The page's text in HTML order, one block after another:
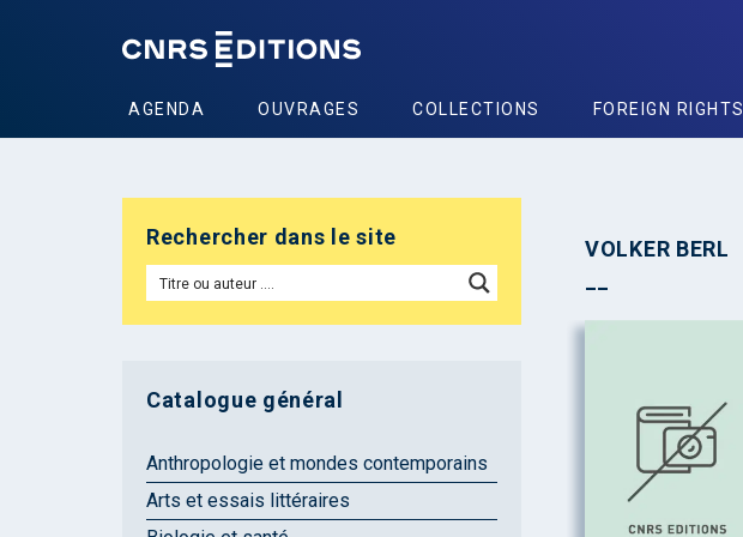
AGENDA OUVRAGES COLLECTIONS FOREIGN RIGHTS
VOLKER BERL
Rechercher dans le site
Catalogue général
Anthropologie et mondes contemporains
Arts et essais littéraires